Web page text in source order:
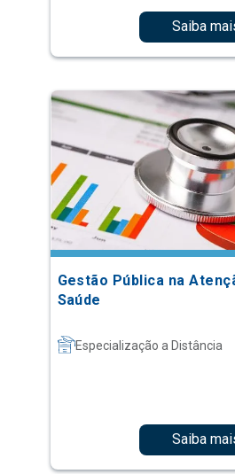
Saiba
Gestão Pública na
Saúde
Especialização a Distância
Saiba